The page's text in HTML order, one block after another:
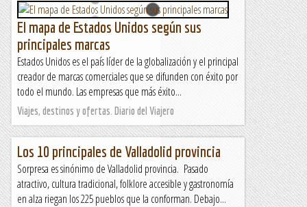
El mapa de Estados Unidos según sus
principales marcas
Estados Unidos es el país líder de la globalización y el principal
creador de marcas comerciales que se difunden con éxito por
todo el mundo. Las empresas que más éxito...
Viajes, destinos y ofertas. Diario del Viajero
Los 10 principales de Valladolid provincia
Sorpresa es sinónimo de Valladolid provincia. Pasado
atractivo, cultura tradicional, folklore accesible y gastronomía
en alza riegan los 225 pueblos que la conforman. Debajo...